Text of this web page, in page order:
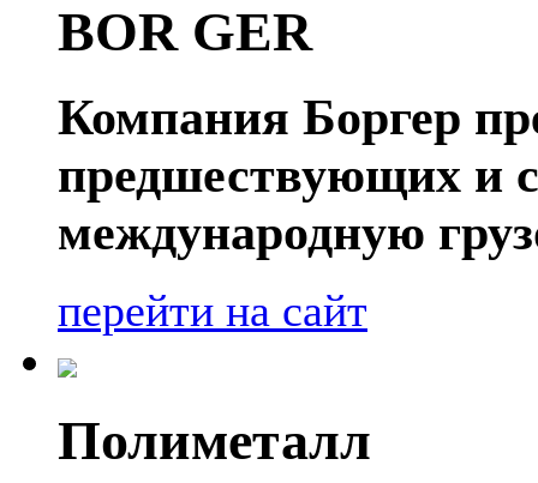
BOR GER
Компания Боргер
предшествующих и
международную
перейти на сайт
Полиметалл